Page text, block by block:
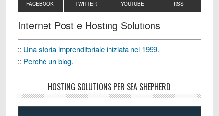
FACEBOOK TWITTER YOUTUBE RSS
Internet Post e Hosting Solutions
:: Una storia imprenditoriale iniziata nel 1999.
:: Perchè un blog.
HOSTING SOLUTIONS PER SEA SHEPHERD